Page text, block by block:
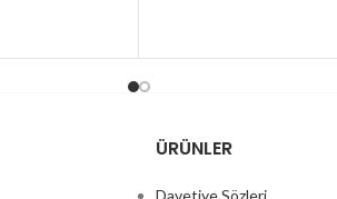
ÜRÜNLER